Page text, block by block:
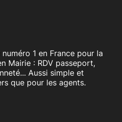
1 en France pour la
Mairie : RDV passeport,
Aussi simple et
que pour les agents.